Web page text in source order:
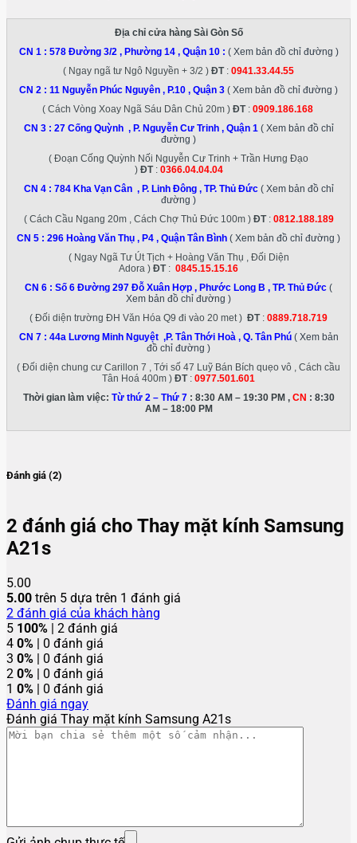
Địa chỉ cửa hàng Sài Gòn Số
CN 1 : 578 Đường 3/2 , Phường 14 , Quận 10: ( Xem bản đồ chỉ đường )
( Ngay ngã tư Ngô Nguyền + 3/2 ) ĐT: 0941.33.44.55
CN 2 : 11 Nguyễn Phúc Nguyên , P.10 , Quận 3 ( Xem bản đồ chỉ đường )
( Cách Vòng Xoay Ngã Sáu Dân Chủ 20m ) ĐT: 0909.186.168
CN 3 : 27 Cống Quỳnh , P. Nguyễn Cư Trinh , Quận 1 ( Xem bản đồ chỉ
đường )
( Đoạn Cống Quỳnh Nối Nguyễn Cư Trinh + Trần Hưng Đạo
) ĐT: 0366.04.04.04
CN 4 : 784 Kha Vạn Cân , P. Linh Đông , TP. Thủ Đức( Xem bản đồ chỉ
đường )
( Cách Cầu Ngang 20m , Cách Chợ Thủ Đức 100m ) ĐT: 0812.188.189
CN 5 : 296 Hoàng Văn Thụ , P4 , Quận Tân Bình ( Xem bản đồ chỉ đường )
( Ngay Ngã Tư Út Tịch + Hoàng Văn Thụ , Đối Diện
Adora ) ĐT: 0845.15.15.16
CN 6 : Số 6 Đường 297 Đỗ Xuân Hợp , Phước Long B , TP. Thủ Đức (
Xem bản đồ chỉ đường )
( Đối diện trường ĐH Văn Hóa Q9 đi vào 20 met ) ĐT: 0889.718.719
CN 7 : 44a Lương Minh Nguyệt ,P. Tân Thới Hoà , Q. Tân Phú ( Xem bản
đồ chỉ đường )
( Đối diện chung cư Carillon 7 , Tới số 47 Luỹ Bán Bích quẹo vô , Cách cầu
Tân Hoá 400m ) ĐT: 0977.501.601
Thời gian làm việc: Từ thứ 2 – Thứ 7: 8:30 AM – 19:30 PM , CN : 8:30
AM – 18:00 PM
Đánh giá (2)
2 đánh giá cho Thay mặt kính Samsung
A21s
5.00
5.00 trên 5 dựa trên 1 đánh giá
2 đánh giá của khách hàng
5 100% | 2 đánh giá
4 0% | 0 đánh giá
3 0% | 0 đánh giá
2 0% | 0 đánh giá
1 0% | 0 đánh giá
Đánh giá ngay
Đánh giá Thay mặt kính Samsung A21s